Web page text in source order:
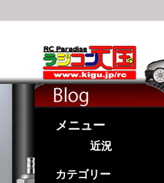
メニュー
近況
カテゴリー